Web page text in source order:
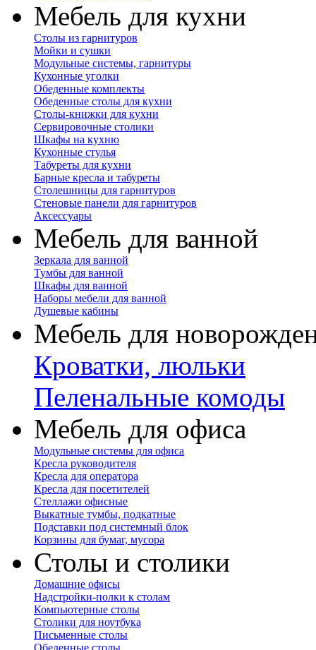
Мебель для кухни
Столы из гарнитуров
Мойки и сушки
Модульные системы, гарнитуры
Кухонные уголки
Обеденные комплекты
Обеденные столы для кухни
Столы-книжки для кухни
Сервировочные столики
Шкафы на кухню
Кухонные стулья
Табуреты для кухни
Барные кресла и табуреты
Столешницы для гарнитуров
Стеновые панели для гарнитуров
Аксессуары
Мебель для ванной
Зеркала для ванной
Тумбы для ванной
Шкафы для ванной
Наборы мебели для ванной
Душевые кабины
Мебель для
Кроватки, люльки
Пеленальные комоды
Мебель для офиса
Модульные системы для офиса
Кресла руководителя
Кресла для оператора
Кресла для посетителей
Стеллажи офисные
Выкатные тумбы, подкатные
Подставки под системный блок
Корзины для бумаг, мусора
Столы и столики
Домашние офисы
Надстройки-полки к столам
Компьютерные столы
Столики для ноутбука
Письменные столы
Обеденные столы